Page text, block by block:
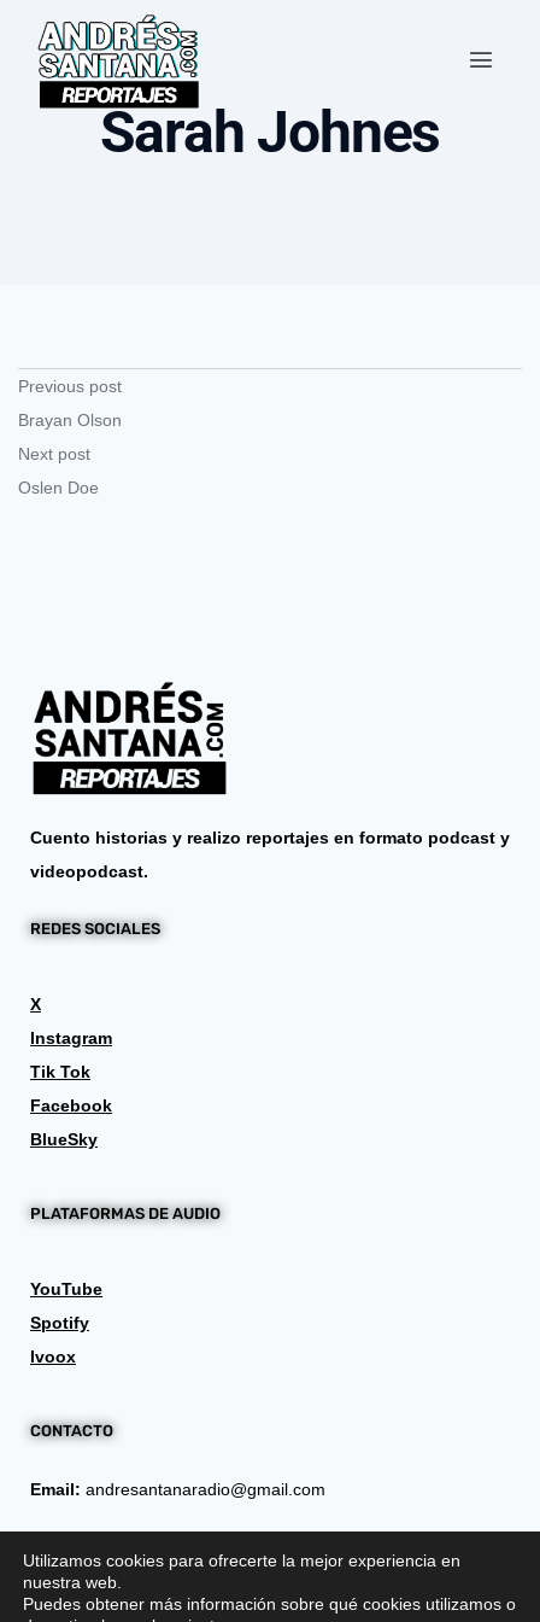
Sarah Johnes
Previous post
Brayan Olson
Next post
Oslen Doe
Cuento historias y realizo reportajes en formato podcast y
videopodcast.
REDES SOCIALES
X
Instagram
Tik Tok
Facebook
BlueSky
PLATAFORMAS DE AUDIO
YouTube
Spotify
Ivoox
CONTACTO
Email: andresantanaradio@gmail.com
Utilizamos cookies para ofrecerte la mejor experiencia en
nuestra web.
Puedes obtener más información sobre qué cookies utilizamos o